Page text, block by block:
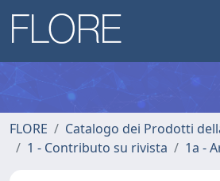
FLORE
Catalogo dei Prodotti
1 - Contributo su rivista
1a -